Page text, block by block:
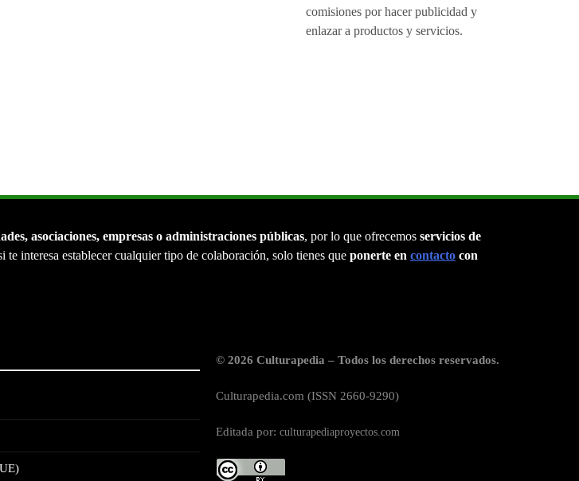
comisiones por hacer publicidad y
enlazar a productos y servicios.
asociaciones, empresas o administraciones públicas, por lo que ofrecemos servicios de
te interesa establecer cualquier tipo de colaboración, solo tienes que ponerte en contacto con
© 2026 Culturapedia – Todos los derechos reservados.
Culturapedia.com (ISSN 2660-9290)
Editada por: culturapediaproyectos.com